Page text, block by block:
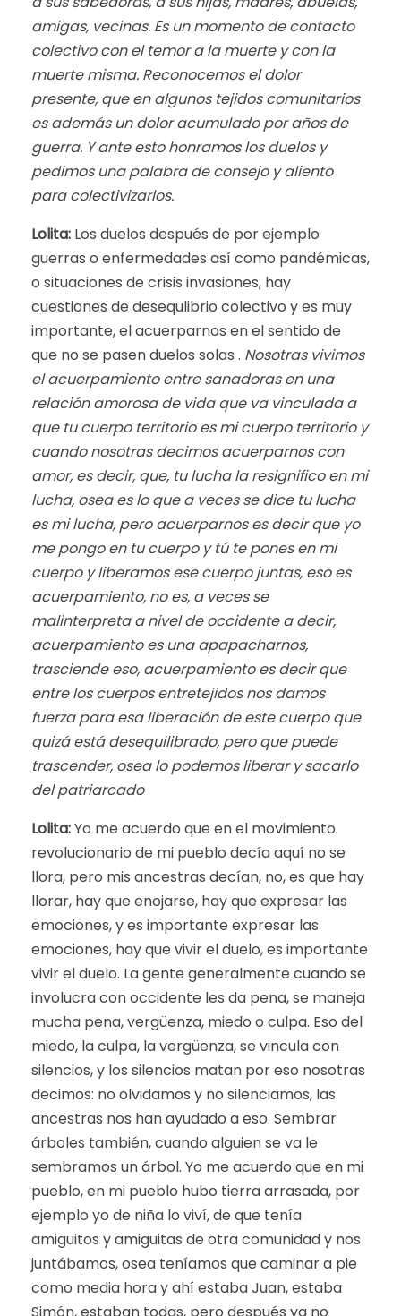
amigas, vecinas. Es un momento de contacto
colectivo con el temor a la muerte y con la
muerte misma. Reconocemos el dolor
presente, que en algunos tejidos comunitarios
es además un dolor acumulado por años de
guerra. Y ante esto honramos los duelos y
pedimos una palabra de consejo y aliento
para colectivizarlos.
Lolita: Los duelos después de por ejemplo
guerras o enfermedades así como pandémicas,
o situaciones de crisis invasiones, hay
cuestiones de desequlibrio colectivo y es muy
importante, el acuerparnos en el sentido de
que no se pasen duelos solas . Nosotras vivimos
el acuerpamiento entre sanadoras en una
relación amorosa de vida que va vinculada a
que tu cuerpo territorio es mi cuerpo territorio y
cuando nosotras decimos acuerparnos con
amor, es decir, que, tu lucha la resignifico en mi
lucha, osea es lo que a veces se dice tu lucha
es mi lucha, pero acuerparnos es decir que yo
me pongo en tu cuerpo y tú te pones en mi
cuerpo y liberamos ese cuerpo juntas, eso es
acuerpamiento, no es, a veces se
malinterpreta a nivel de occidente a decir,
acuerpamiento es una apapacharnos,
trasciende eso, acuerpamiento es decir que
entre los cuerpos entretejidos nos damos
fuerza para esa liberación de este cuerpo que
quizá está desequilibrado, pero que puede
trascender, osea lo podemos liberar y sacarlo
del patriarcado
Lolita:Yo me acuerdo que en el movimiento
revolucionario de mi pueblo decía aquí no se
llora, pero mis ancestras decían, no, es que hay
llorar, hay que enojarse, hay que expresar las
emociones, y es importante expresar las
emociones, hay que vivir el duelo, es importante
vivir el duelo. La gente generalmente cuando se
involucra con occidente les da pena, se maneja
mucha pena, vergüenza, miedo o culpa. Eso del
miedo, la culpa, la vergüenza, se vincula con
silencios, y los silencios matan por eso nosotras
decimos: no olvidamos y no silenciamos, las
ancestras nos han ayudado a eso. Sembrar
árboles también, cuando alguien se va le
sembramos un árbol. Yo me acuerdo que en mi
pueblo, en mi pueblo hubo tierra arrasada, por
ejemplo yo de niña lo viví, de que tenía
amiguitos y amiguitas de otra comunidad y nos
juntábamos, osea teníamos que caminar a pie
como media hora y ahí estaba Juan, estaba